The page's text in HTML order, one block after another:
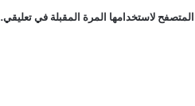
لاستخدامها المرة المقبلة في تعليقي.